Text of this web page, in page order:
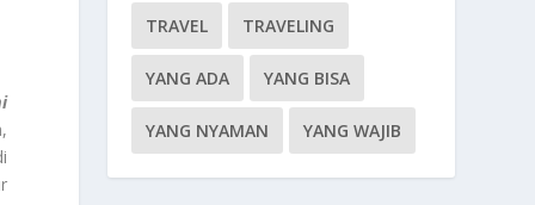
TRAVEL TRAVELING
YANG ADA YANG BISA
YANG NYAMAN YANG WAJIB